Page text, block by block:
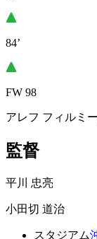
84’
FW 98
アレフ フィルミ
監督
平川 忠亮
小田切 道治
スタジアム